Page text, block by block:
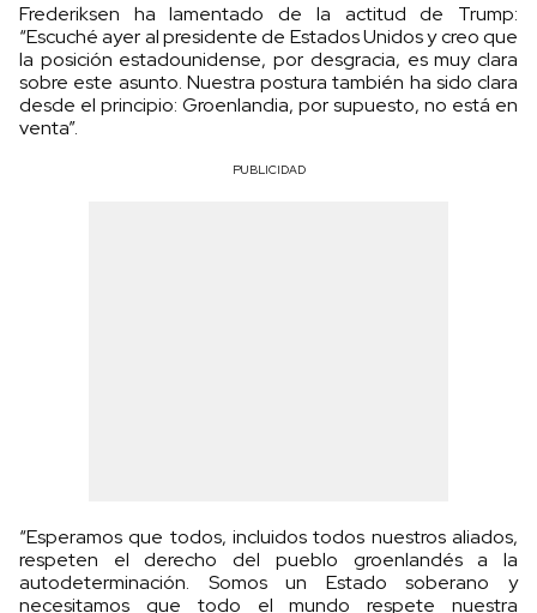
Frederiksen ha lamentado de la actitud de Trump:
“Escuché ayer al presidente de Estados Unidos y creo que
la posición estadounidense, por desgracia, es muy clara
sobre este asunto. Nuestra postura también ha sido clara
desde el principio: Groenlandia, por supuesto, no está en
venta”.
PUBLICIDAD
“Esperamos que todos, incluidos todos nuestros aliados,
respeten el derecho del pueblo groenlandés a la
autodeterminación. Somos un Estado soberano y
necesitamos que todo el mundo respete nuestra